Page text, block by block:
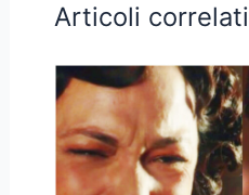
Articoli correlati